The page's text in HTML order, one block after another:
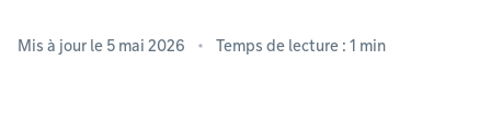
Mis à jour le 5 mai 2026 Temps de lecture : 1 min